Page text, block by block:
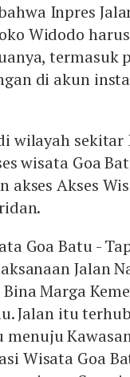
Inpres
Widodo
termasuk
di akun
wilayah sekitar
wisata Goa
akses Akses
Goa Batu -
Jalan
Marga
Jalan itu
menuju
Wisata Goa